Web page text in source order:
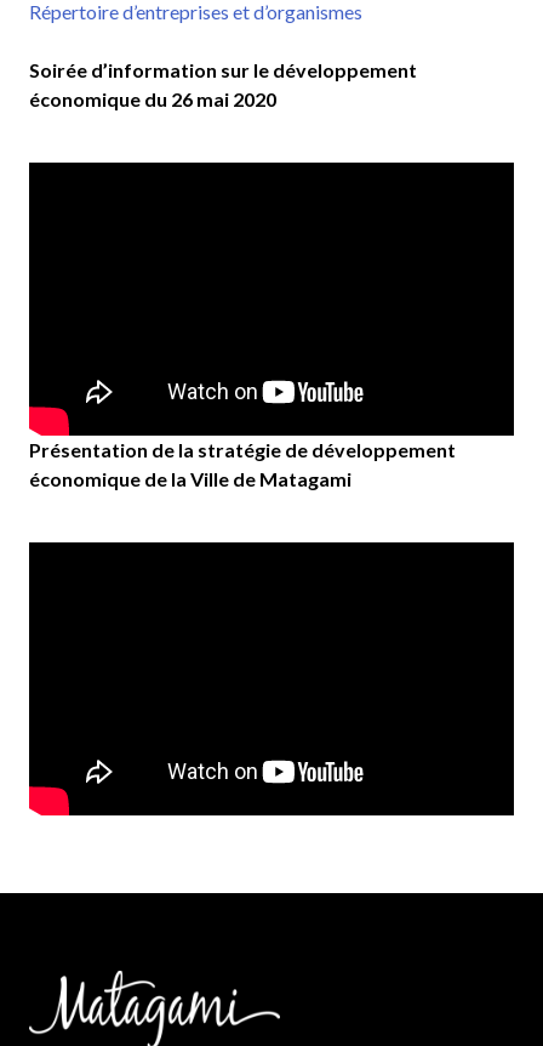
Répertoire d’entreprises et d’organismes
Soirée d’information sur le développement
économique du 26 mai 2020
Présentation de la stratégie de développement
économique de la Ville de Matagami